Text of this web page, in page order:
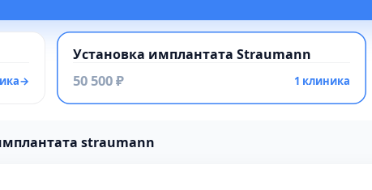
→
Установка имплантата Straumann
50 500 ₽ 1 клиника
straumann